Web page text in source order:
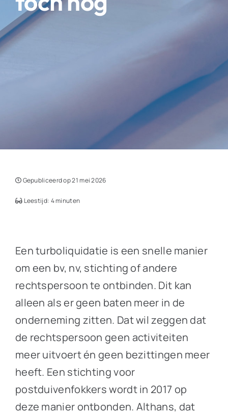
Gepubliceerd op 21 mei 2026
Leestijd: 4 minuten
Een turboliquidatie is een snelle manier
om een bv, nv, stichting of andere
rechtspersoon te ontbinden. Dit kan
alleen als er geen baten meer in de
onderneming zitten. Dat wil zeggen dat
de rechtspersoon geen activiteiten
meer uitvoert én geen bezittingen meer
heeft. Een stichting voor
postduivenfokkers wordt in 2017 op
deze manier ontbonden. Althans, dat